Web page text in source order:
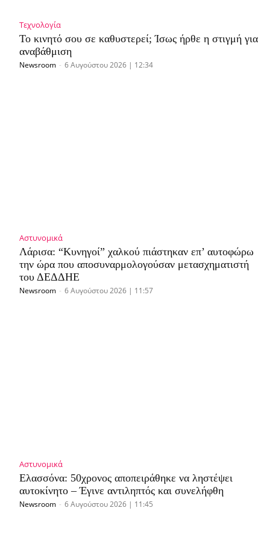
Τεχνολογία
Το κινητό σου σε καθυστερεί; Ίσως ήρθε η στιγμή για
αναβάθμιση
Newsroom - 6 Αυγούστου 2026 | 12:34
Αστυνομικά
Λάρισα: “Κυνηγοί” χαλκού πιάστηκαν επ’ αυτοφώρω
την ώρα που αποσυναρμολογούσαν μετασχηματιστή
του ΔΕΔΔΗΕ
Newsroom - 6 Αυγούστου 2026 | 11:57
Αστυνομικά
Ελασσόνα: 50χρονος αποπειράθηκε να ληστέψει
αυτοκίνητο – Έγινε αντιληπτός και συνελήφθη
Newsroom - 6 Αυγούστου 2026 | 11:45